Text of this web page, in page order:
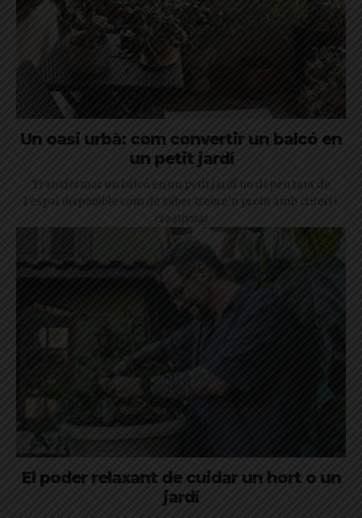
Un oasi urbà: com convertir un balcó en
un petit jardí
Transformar un balcó en un petit jardí no depèn tant de
l’espai disponible com de saber treure’n profit amb criteri i
creativitat
El poder relaxant de cuidar un hort o un
jardí